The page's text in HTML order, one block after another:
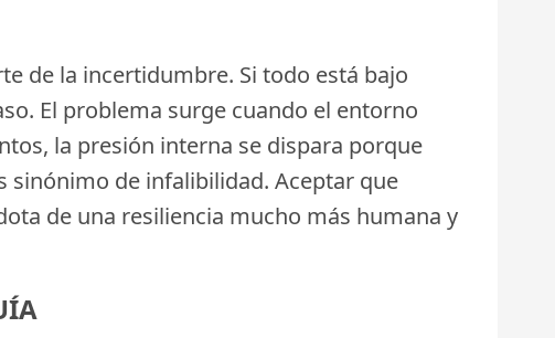
de la incertidumbre. Si todo está bajo
El problema surge cuando el entorno
la presión interna se dispara porque
sinónimo de infalibilidad. Aceptar que
de una resiliencia mucho más humana y